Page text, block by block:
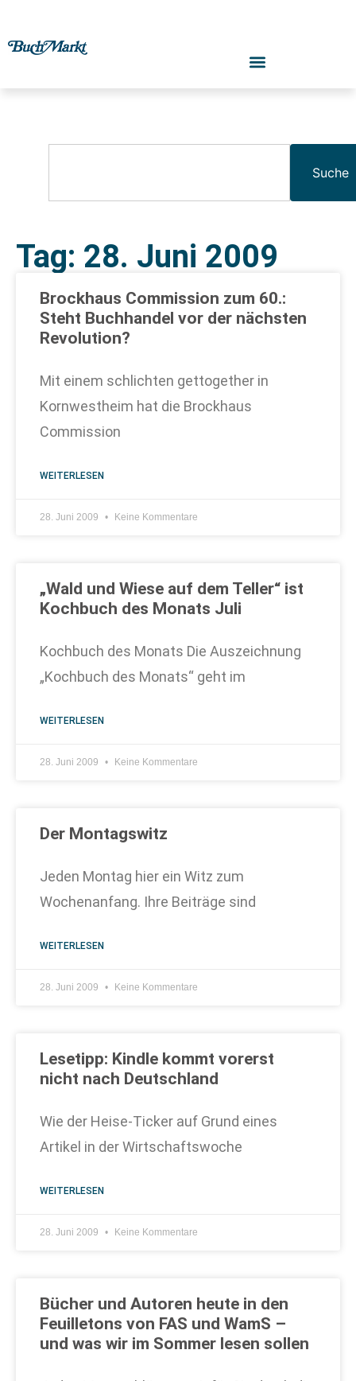
Suche
Tag: 28. Juni 2009
Brockhaus Commission zum 60.:
Steht Buchhandel vor der nächsten
Revolution?
Mit einem schlichten gettogether in
Kornwestheim hat die Brockhaus
Commission
WEITERLESEN
28. Juni 2009 Keine Kommentare
„Wald und Wiese auf dem Teller“ ist
Kochbuch des Monats Juli
Kochbuch des Monats Die Auszeichnung
„Kochbuch des Monats“ geht im
WEITERLESEN
28. Juni 2009 Keine Kommentare
Der Montagswitz
Jeden Montag hier ein Witz zum
Wochenanfang. Ihre Beiträge sind
WEITERLESEN
28. Juni 2009 Keine Kommentare
Lesetipp: Kindle kommt vorerst
nicht nach Deutschland
Wie der Heise-Ticker auf Grund eines
Artikel in der Wirtschaftswoche
WEITERLESEN
28. Juni 2009 Keine Kommentare
Bücher und Autoren heute in den
Feuilletons von FAS und WamS –
und was wir im Sommer lesen sollen